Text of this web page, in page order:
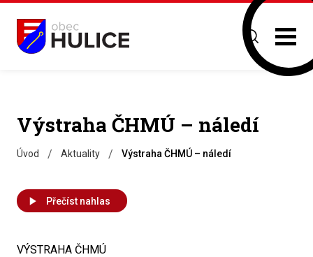
Výstraha ČHMÚ – náledí
Úvod / Aktuality / Výstraha ČHMÚ – náledí
Přečíst nahlas
VÝSTRAHA ČHMÚ